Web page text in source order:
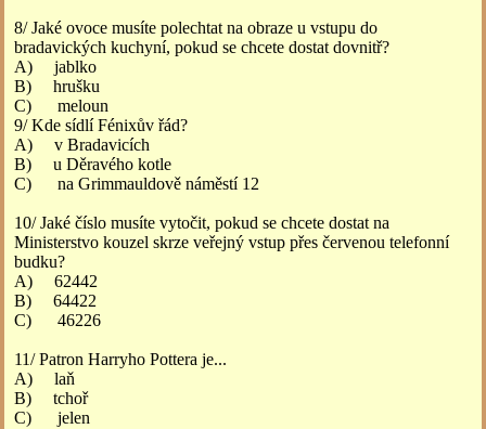
8/ Jaké ovoce musíte polechtat na obraze u vstupu do
bradavických kuchyní, pokud se chcete dostat dovnitř?
A) jablko
B) hrušku
C) meloun
9/ Kde sídlí Fénixův řád?
A) v Bradavicích
B) u Děravého kotle
C) na Grimmauldově náměstí 12
10/ Jaké číslo musíte vytočit, pokud se chcete dostat na
Ministerstvo kouzel skrze veřejný vstup přes červenou telefonní
budku?
A) 62442
B) 64422
C) 46226
11/ Patron Harryho Pottera je...
A) laň
B) tchoř
C) jelen